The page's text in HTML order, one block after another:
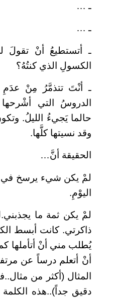
ـ …
ـ …
ـ أتستطيعُ أنْ تقولَ
الكسولِ الذي كنتُهُ؟
ـ أنْتَ تتذمَّرُ مِنْ عدَمِ
الدروسُ التي
حالما يَجيءُ الليلُ.
وقد نسيتها كلَّها.
الحقيقة أنَّ…
لمْ يكن شيء يرسخ في
اليوْمِ.
لمْ يكن ثمة ما
ذاكرتي. كانت أبسط
يُطلب مني أنْ أتأملها
أنْ أتعلم درساً عن
المثال (أكثر من
دقيق جداً)..هذه